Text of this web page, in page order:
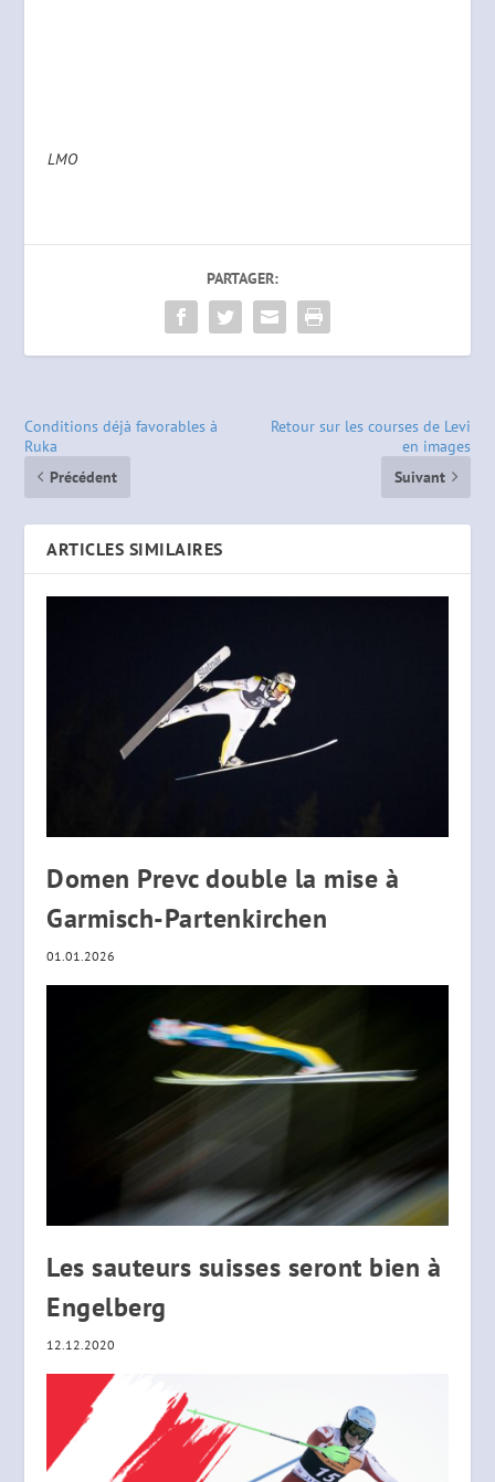
LMO
PARTAGER:
Conditions déjà favorables à
Ruka
Précédent
Retour sur les courses de Levi
en images
Suivant
ARTICLES SIMILAIRES
Domen Prevc double la mise à
Garmisch-Partenkirchen
01.01.2026
Les sauteurs suisses seront bien à
Engelberg
12.12.2020